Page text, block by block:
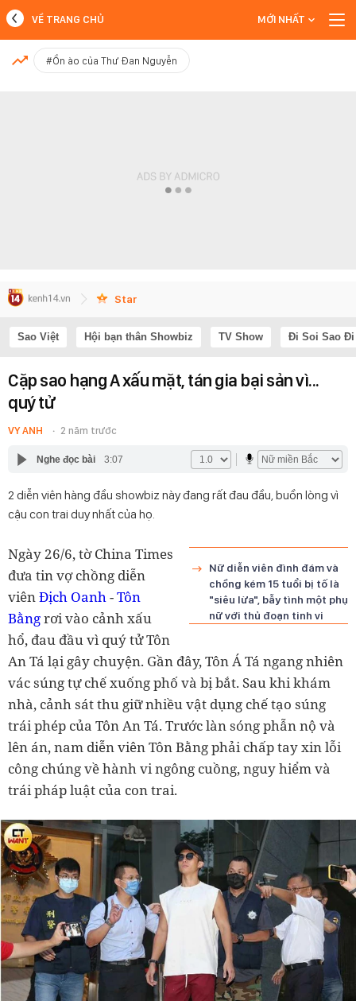
MỚI NHẤT
VỀ TRANG CHỦ MỚI NHẤT
#Ồn ào của Thư Đan Nguyễn
Star
Sao Việt Hội bạn thân Showbiz TV Show Đi Soi Sao Đi
Cặp sao hạng A xấu mặt, tán gia bại sản vì...
quý tử
VY ANH 2 năm trước
Nghe đọc bài 3:07
2 diễn viên hàng đầu showbiz này đang rất đau đầu, buồn lòng vì
cậu con trai duy nhất của họ.
Nữ diễn viên đình đám và
chồng kém 15 tuổi bị tố là
"siêu lừa", bẫy tình một phụ
nữ với thủ đoạn tinh vi
Ngày 26/6, tờ China Times
đưa tin vợ chồng diễn
viênĐịch Oanh-Tôn
Bằngrơi vào cảnh xấu
hổ, đau đầu vì quý tử Tôn
An Tá lại gây chuyện. Gần đây, Tôn Á Tá ngang nhiên
vác súng tự chế xuống phố và bị bắt. Sau khi khám
nhà, cảnh sát thu giữ nhiều vật dụng chế tạo súng
trái phép của Tôn An Tá. Trước làn sóng phẫn nộ và
lên án, nam diễn viên Tôn Bằng phải chấp tay xin lỗi
công chúng về hành vi ngông cuồng, nguy hiểm và
trái pháp luật của con trai.